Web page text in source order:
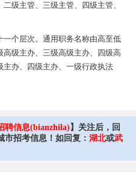
级主管、三级主管、四级主管、
个层次。通用职务名称由高至低
级主办、三级高级主办、四级高
办、四级主办、一级行政执法
聘信息(bianzhila) 】关注后，回
招考信息！如回复： 湖北或武